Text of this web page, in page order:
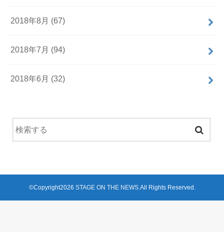
2018年8月 (67)
2018年7月 (94)
2018年6月 (32)
©Copyright2026 STAGE ON THE NEWS.All Rights Reserved.